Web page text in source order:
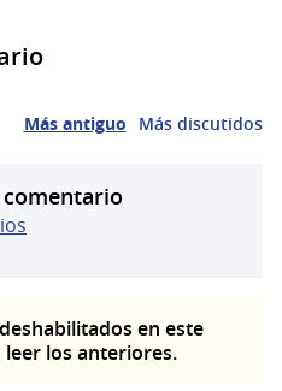
Más antiguo Más discutidos
en este
los anteriores.